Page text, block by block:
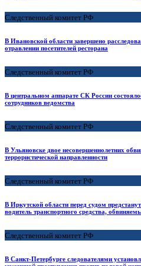
Следственный комитет РФ
В Ивановской области завершено
отравлении посетителей ресторана
Следственный комитет РФ
В центральном аппарате СК России
сотрудников ведомства
Следственный комитет РФ
В Ульяновске двое несовершеннолетних
террористической направленности
Следственный комитет РФ
В Иркутской области перед судом
водитель транспортного средства,
Следственный комитет РФ
В Санкт-Петербурге следователями